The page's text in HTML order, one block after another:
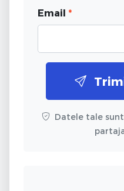
Email *
Datele tale